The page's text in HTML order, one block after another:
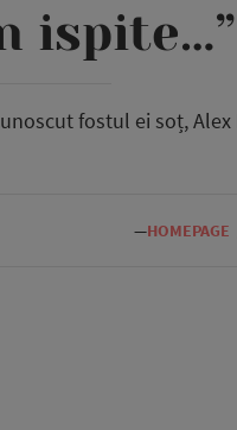
ispite…”
fostul ei soț,
—HOMEPAGE